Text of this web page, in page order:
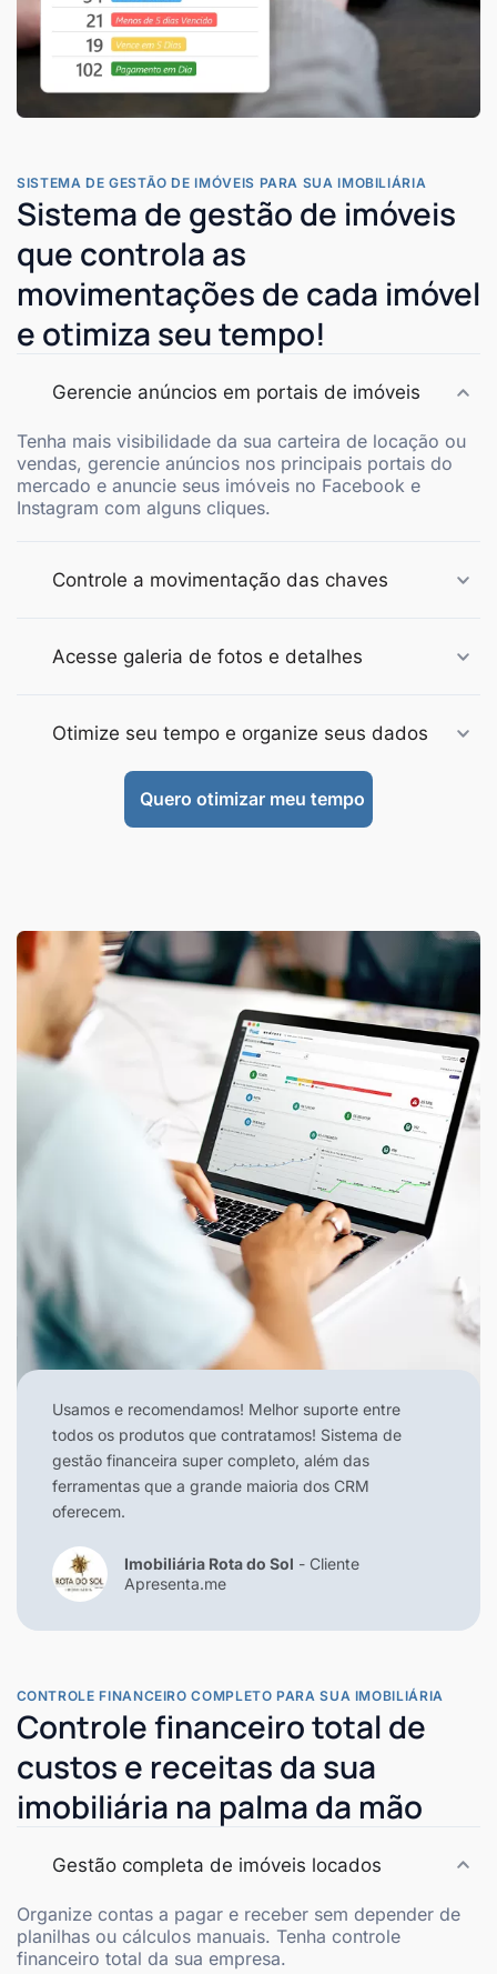
SISTEMA DE GESTÃO DE IMÓVEIS PARA SUA IMOBILIÁRIA
Sistema de gestão de imóveis
que controla as
movimentações de cada imóvel
e otimiza seu tempo!
Gerencie anúncios em portais de imóveis
Tenha mais visibilidade da sua carteira de locação ou
vendas, gerencie anúncios nos principais portais do
mercado e anuncie seus imóveis no Facebook e
Instagram com alguns cliques.
Controle a movimentação das chaves
Acesse galeria de fotos e detalhes
Otimize seu tempo e organize seus dados
Quero otimizar meu tempo
CONTROLE FINANCEIRO COMPLETO PARA SUA IMOBILIÁRIA
Controle financeiro total de
custos e receitas da sua
imobiliária na palma da mão
Gestão completa de imóveis locados
Organize contas a pagar e receber sem depender de
planilhas ou cálculos manuais. Tenha controle
financeiro total da sua empresa.
Usamos e recomendamos! Melhor suporte entre
todos os produtos que contratamos! Sistema de
gestão financeira super completo, além das
ferramentas que a grande maioria dos CRM
oferecem.
Imobiliária Rota do Sol - Cliente
Apresenta.me